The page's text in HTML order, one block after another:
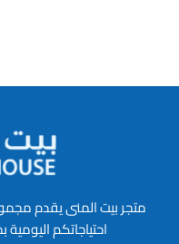
متجر بيت المنى يقدم
احتياجاتكم